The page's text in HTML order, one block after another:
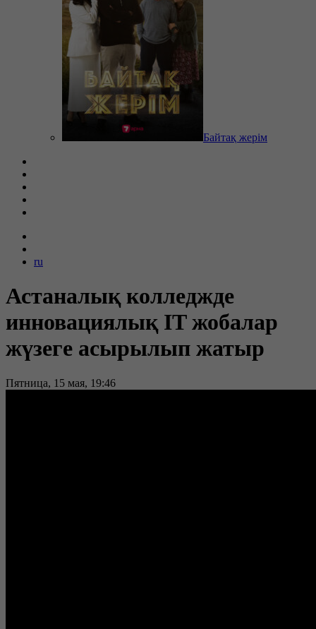
Байтақ жерім
ru
Астаналық колледжде
инновациялық IT жобалар
жүзеге асырылып жатыр
Пятница, 15 мая, 19:46